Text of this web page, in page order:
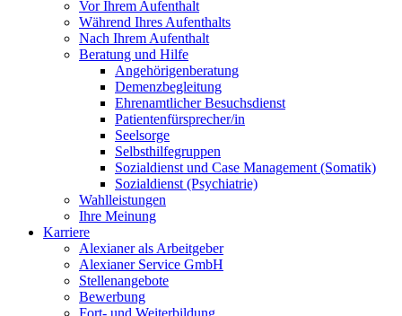
Vor Ihrem Aufenthalt
Während Ihres Aufenthalts
Nach Ihrem Aufenthalt
Beratung und Hilfe
Angehörigenberatung
Demenzbegleitung
Ehrenamtlicher Besuchsdienst
Patientenfürsprecher/in
Seelsorge
Selbsthilfegruppen
Sozialdienst und Case Management (Somatik)
Sozialdienst (Psychiatrie)
Wahlleistungen
Ihre Meinung
Karriere
Alexianer als Arbeitgeber
Alexianer Service GmbH
Stellenangebote
Bewerbung
Fort- und Weiterbildung